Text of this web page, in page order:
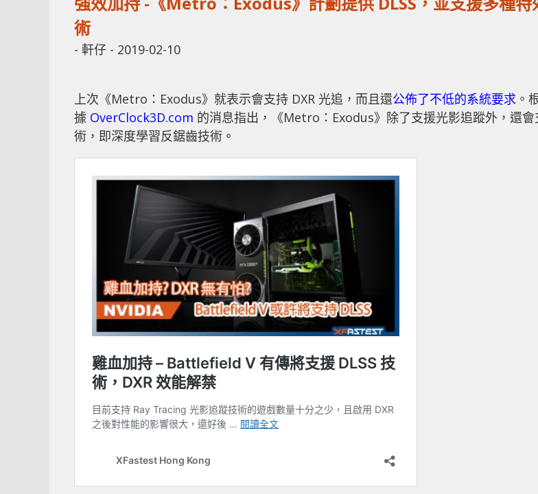
術
- 軒仔 - 2019-02-10
上次《Metro：Exodus》就表示會支持 DXR 光追，而且還公佈了不低的系統要求 。
據 OverClock3D.com 的消息指出，《Metro：Exodus》除了支援光影追蹤外，還會
術，即深度學習反鋸齒技術。